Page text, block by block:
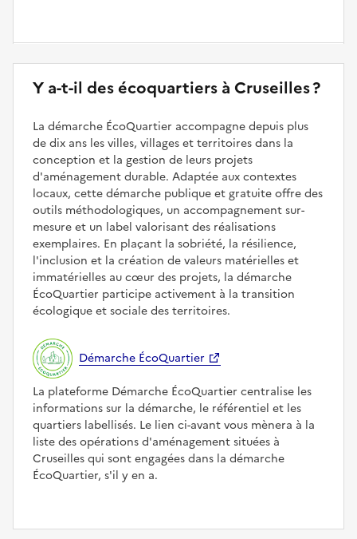
Y a-t-il des écoquartiers à Cruseilles ?
La démarche ÉcoQuartier accompagne depuis plus
de dix ans les villes, villages et territoires dans la
conception et la gestion de leurs projets
d'aménagement durable. Adaptée aux contextes
locaux, cette démarche publique et gratuite offre des
outils méthodologiques, un accompagnement sur-
mesure et un label valorisant des réalisations
exemplaires. En plaçant la sobriété, la résilience,
l'inclusion et la création de valeurs matérielles et
immatérielles au cœur des projets, la démarche
ÉcoQuartier participe activement à la transition
écologique et sociale des territoires.
Démarche ÉcoQuartier
La plateforme Démarche ÉcoQuartier centralise les
informations sur la démarche, le référentiel et les
quartiers labellisés. Le lien ci-avant vous mènera à la
liste des opérations d'aménagement situées à
Cruseilles qui sont engagées dans la démarche
ÉcoQuartier, s'il y en a.